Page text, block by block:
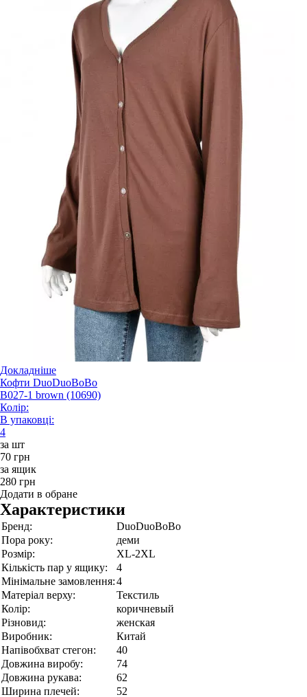
Докладніше
Кофти DuoDuoBoBo
B027-1 brown (10690)
Колір:
В упаковці:
4
за шт
70 грн
за ящик
280 грн
Додати в обране
Характеристики
Бренд:
DuoDuoBoBo
Пора року:
деми
Розмір:
XL-2XL
Кількість пар у ящику:
4
Мінімальне замовлення:4
Матеріал верху:
Текстиль
Колір:
коричневый
Різновид:
женская
Виробник:
Китай
Напівобхват стегон:
40
Довжина виробу:
74
Довжина рукава:
62
Ширина плечей:
52